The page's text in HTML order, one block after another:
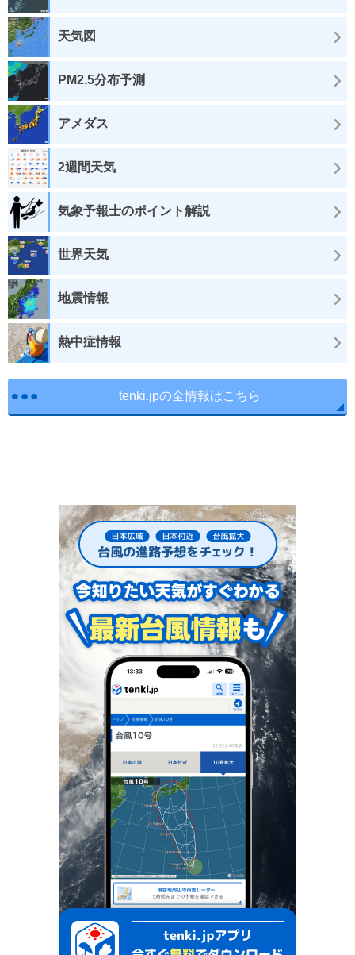
天気図
PM2.5分布予測
アメダス
2週間天気
気象予報士のポイント解説
世界天気
地震情報
熱中症情報
tenki.jpの全情報はこちら